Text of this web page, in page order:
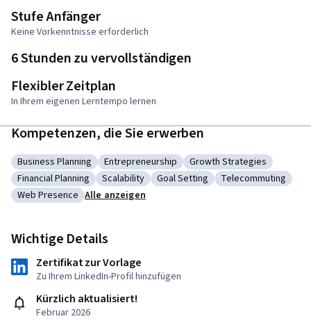
Stufe Anfänger
Keine Vorkenntnisse erforderlich
6 Stunden zu vervollständigen
Flexibler Zeitplan
In Ihrem eigenen Lerntempo lernen
Kompetenzen, die Sie erwerben
Kategorie: Business Planning
Business Planning Kategorie: Entrepreneurship
Entrepreneurship Kategorie: Growth
Growth Strategies
Kategorie: Financial Planning
Financial Planning Kategorie: Scalability
Scalability Kategorie: Goal Setting
Goal Setting Kategorie:
Telecommuting
Kategorie: Web Presence
Web Presence Alle anzeigen
Wichtige Details
Zertifikat zur Vorlage
Zu Ihrem LinkedIn-Profil hinzufügen
Kürzlich aktualisiert!
Februar 2026